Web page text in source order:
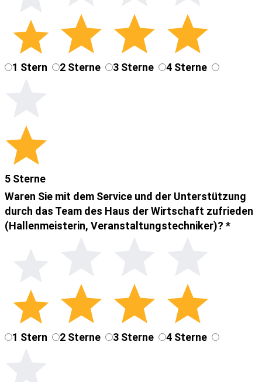
1 Stern 2 Sterne 3 Sterne 4 Sterne
5 Sterne
Waren Sie mit dem Service und der Unterstützung
durch das Team des Haus der Wirtschaft zufrieden
(Hallenmeisterin, Veranstaltungstechniker)? *
1 Stern 2 Sterne 3 Sterne 4 Sterne